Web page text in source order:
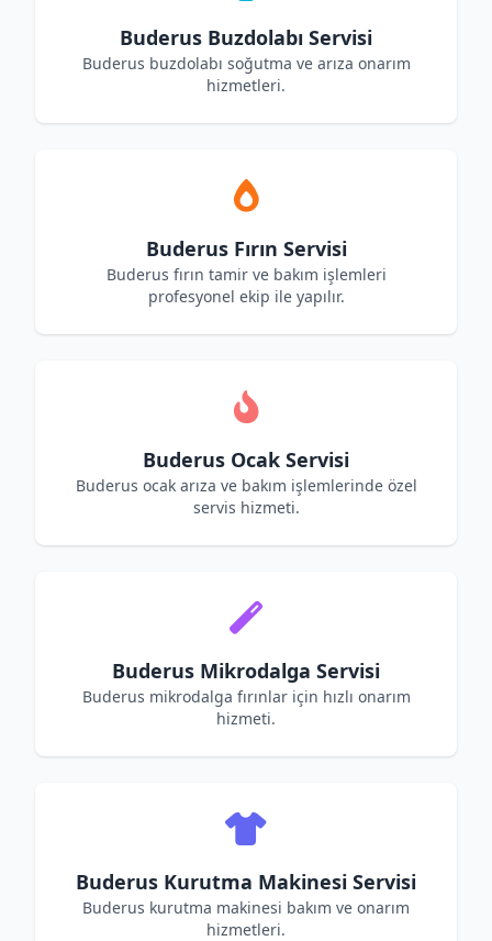
Buderus Buzdolabı Servisi
Buderus buzdolabı soğutma ve arıza onarım
hizmetleri.
Buderus Fırın Servisi
Buderus fırın tamir ve bakım işlemleri
profesyonel ekip ile yapılır.
Buderus Ocak Servisi
Buderus ocak arıza ve bakım işlemlerinde özel
servis hizmeti.
Buderus Mikrodalga Servisi
Buderus mikrodalga fırınlar için hızlı onarım
hizmeti.
Buderus Kurutma Makinesi Servisi
Buderus kurutma makinesi bakım ve onarım
hizmetleri.